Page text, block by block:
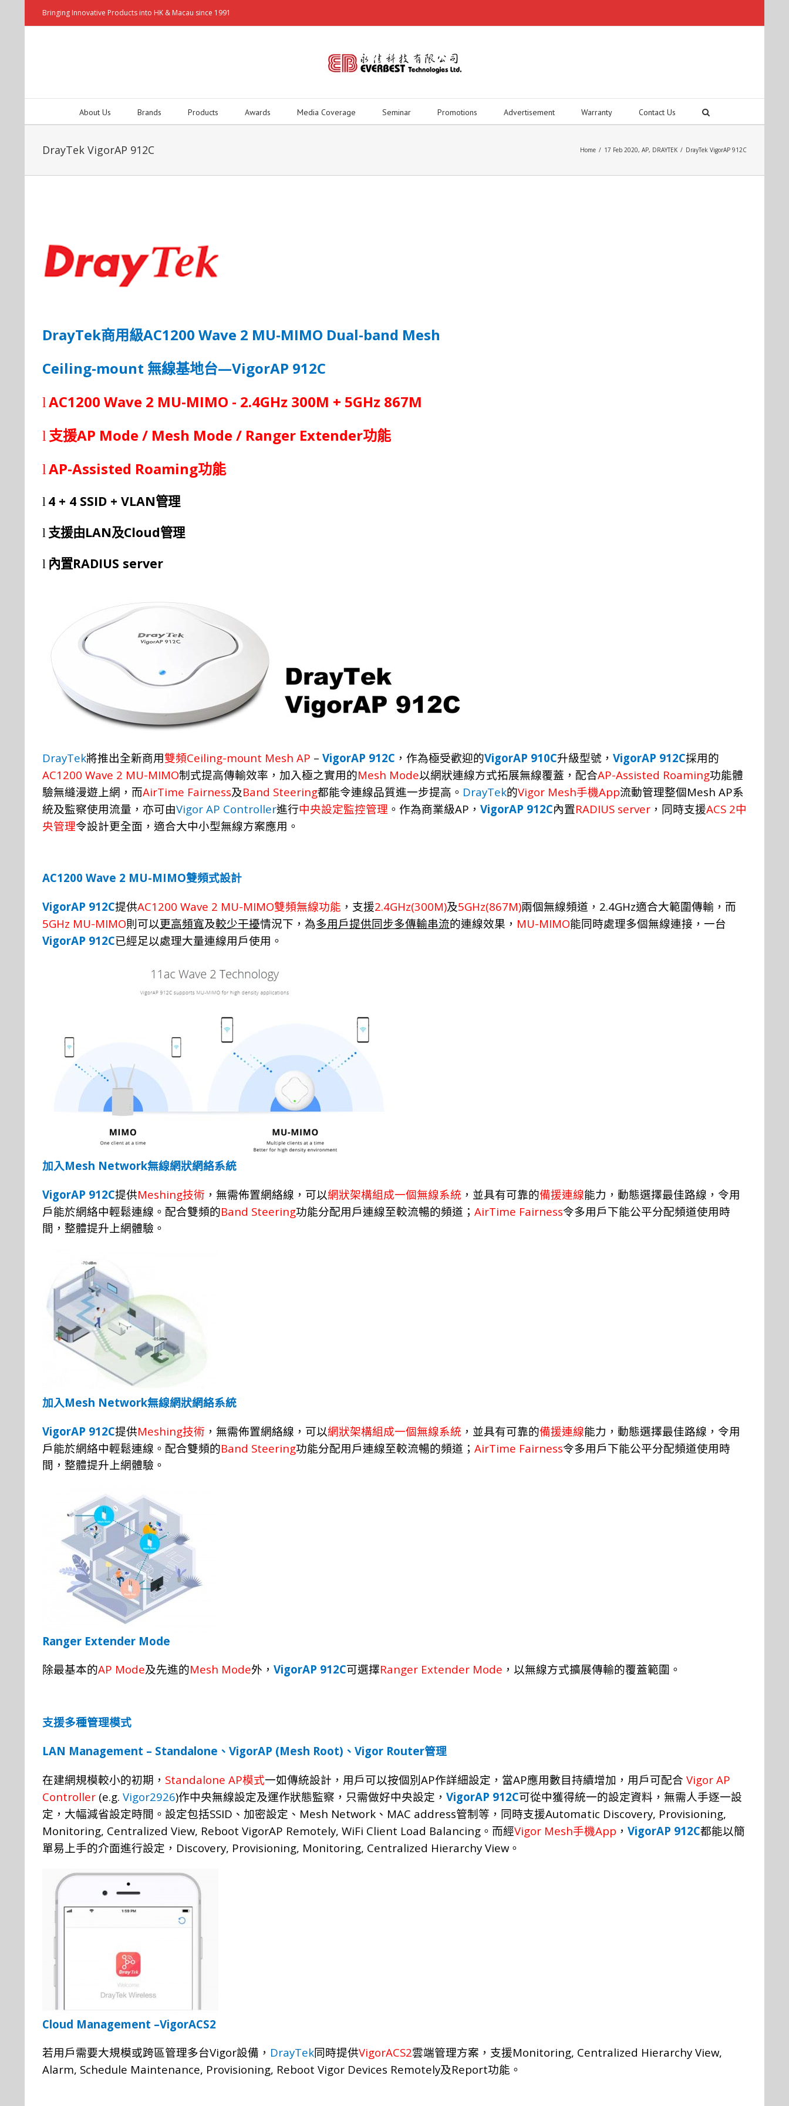
Bringing Innovative Products into HK & Macau since 1991
About Us Brands Products Awards Media Coverage Seminar Promotions Advertisement Warranty Contact Us
DrayTek VigorAP 912C Home / 17 Feb 2020, AP, DRAYTEK / DrayTek VigorAP 912C
DrayTek商用級AC1200 Wave 2 MU-MIMO Dual-band Mesh
Ceiling-mount 無線基地台—VigorAP 912C
l AC1200 Wave 2 MU-MIMO - 2.4GHz 300M + 5GHz 867M
l 支援AP Mode / Mesh Mode / Ranger Extender功能
l AP-Assisted Roaming功能
l 4 + 4 SSID + VLAN管理
l 支援由LAN及Cloud管理
l 內置RADIUS server
DrayTek將推出全新商用雙頻Ceiling-mount Mesh AP – VigorAP 912C ， 作為極受歡迎的VigorAP 910C升級型號， VigorAP 912C採用的
AC1200 Wave 2 MU-MIMO制 式提高傳輸效率， 加入極之實用的Mesh Mode以網狀連線方式拓展無線覆蓋 ， 配合AP-Assisted Roaming功能體
驗無縫漫遊 上網 ， 而AirTime Fairness及Band Steering都能令連線品質進一步提高。 DrayTek的Vigor Mesh手機App流動管理整個 Mesh AP系
統及監察使用流量， 亦可由Vigor AP Controller進行中央設定監控管理 。作為商業級AP ， VigorAP 912C內置RADIUS server ， 同 時支援ACS 2中
央管理令設計更全面，適合大中小型無線方案應用。
AC1200 Wave 2 MU-MIMO雙頻式設計
VigorAP 912C提供AC1200 Wave 2 MU-MIMO雙頻無線功能 ，支援2.4GHz(300M)及5GHz(867M)兩個無線頻道， 2.4GHz適合大範圍傳輸 ，而
5GHz MU-MIMO則可以更高頻寬及較少干擾情況下，為多用戶提供同步多傳輸串流的連線效果， MU-MIMO能同 時處理多個無線連接，一台
VigorAP 912C已經足以處理大量連線用戶使用。
加入Mesh Network無線網狀網絡系統
VigorAP 912C提供Meshing技術 ， 無需佈置網絡線 ， 可以網狀架構組成一個無線系統 ， 並具有可靠的備援連線能力， 動態選擇最佳路線 ， 令用
戶能於網絡中輕鬆連線。 配合雙頻的Band Steering功能分配用 戶連線至較流暢的頻道； AirTime Fairness令多用 戶下能公平分配頻道使用時
間， 整體提升上網體驗 。
加入Mesh Network無線網狀網絡系統
VigorAP 912C提供Meshing技術 ， 無需佈置網絡線 ， 可以網狀架構組成一個無線系統 ， 並具有可靠的備援連線能力， 動態選擇最佳路線 ， 令用
戶能於網絡中輕鬆連線。 配合雙頻的Band Steering功能分配用 戶連線至較流暢的頻道； AirTime Fairness令多用 戶下能公平分配頻道使用時
間， 整體提升上網體驗 。
Ranger Extender Mode
除最基本的AP Mode及先進的Mesh Mode外 ， VigorAP 912C可選擇Ranger Extender Mode ，以無線方式擴展傳輸的覆蓋範圍。
支援多種管理模式
LAN Management – Standalone 、 VigorAP (Mesh Root) 、 Vigor Router管理
在建網規模較小的初期， Standalone AP模式一如傳統設計，用戶可以按個別 AP作詳細設定，當AP應用數目持續增加，用戶可配合 Vigor AP
Controller (e.g. Vigor2926)作中央無線設定及運作狀態監察，只需做好中央設定， VigorAP 912C可從中獲得統一的設定資料，無需人手逐一設
定，大幅減省設定時間。設定包括SSID 、加密設定、 Mesh Network 、 MAC address管制等， 同 時支援Automatic Discovery, Provisioning,
Monitoring, Centralized View, Reboot VigorAP Remotely, WiFi Client Load Balancing 。 而經Vigor Mesh手機App ， VigorAP 912C都能以簡
單易上手的介面進行設定 ， Discovery, Provisioning, Monitoring, Centralized Hierarchy View。
Cloud Management –VigorACS2
若用戶需要大規模或跨區管理多台Vigor設備， DrayTek同 時提供VigorACS2雲端管理方案， 支援Monitoring, Centralized Hierarchy View,
Alarm, Schedule Maintenance, Provisioning, Reboot Vigor Devices Remotely及Report功能。